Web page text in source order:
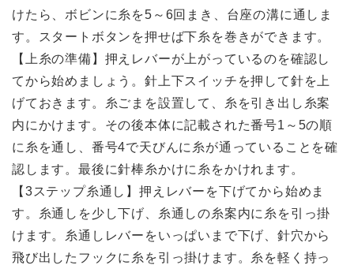
けたら、ボビンに糸を5～6回まき、台座の溝に通しま
す。スタートボタンを押せば下糸を巻きができます。
【上糸の準備】押えレバーが上がっているのを確認し
てから始めましょう。針上下スイッチを押して針を上
げておきます。糸ごまを設置して、糸を引き出し糸案
内にかけます。その後本体に記載された番号1～5の順
に糸を通し、番号4で天びんに糸が通っていることを確
認します。最後に針棒糸かけに糸をかけれます。
【3ステップ糸通し】押えレバーを下げてから始めま
す。糸通しを少し下げ、糸通しの糸案内に糸を引っ掛
けます。糸通しレバーをいっぱいまで下げ、針穴から
飛び出したフックに糸を引っ掛けます。糸を軽く持っ